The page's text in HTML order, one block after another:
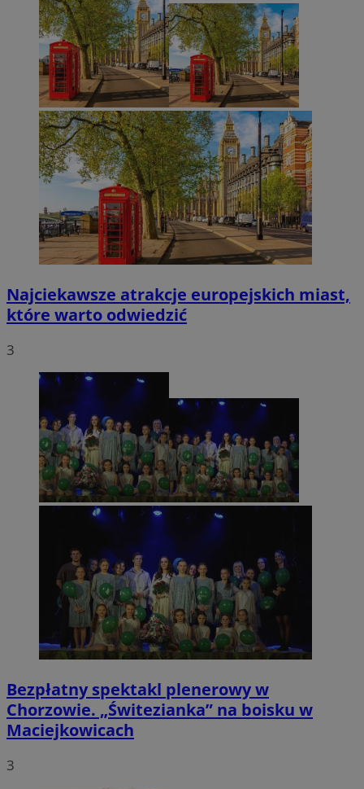
Najciekawsze atrakcje europejskich miast,
które warto odwiedzić
3
Bezpłatny spektakl plenerowy w
Chorzowie. „Świtezianka” na boisku w
Maciejkowicach
3